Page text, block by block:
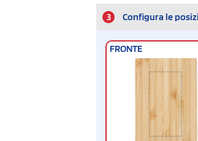
3 Configura le
FRONTE